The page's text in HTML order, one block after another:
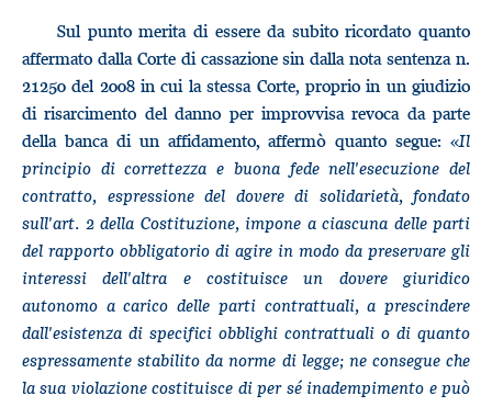
Sul punto merita di essere da subito ricordato quanto
affermato dalla Corte di cassazione sin dalla nota sentenza n.
21250 del 2008 in cui la stessa Corte, proprio in un giudizio
di risarcimento del danno per improvvisa revoca da parte
della banca di un affidamento, affermò quanto segue: «Il
principio di correttezza e buona fede nell'esecuzione del
contratto, espressione del dovere di solidarietà, fondato
sull'art. 2 della Costituzione, impone a ciascuna delle parti
del rapporto obbligatorio di agire in modo da preservare gli
interessi dell'altra e costituisce un dovere giuridico
autonomo a carico delle parti contrattuali, a prescindere
dall'esistenza di specifici obblighi contrattuali o di quanto
espressamente stabilito da norme di legge; ne consegue che
la sua violazione costituisce di per sé inadempimento e può